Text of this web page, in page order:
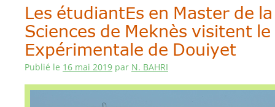
Les étudiantEs en Master de
Sciences de Meknès visitent
Expérimentale de Douiyet
Publié le 16 mai 2019 par N. BAHRI